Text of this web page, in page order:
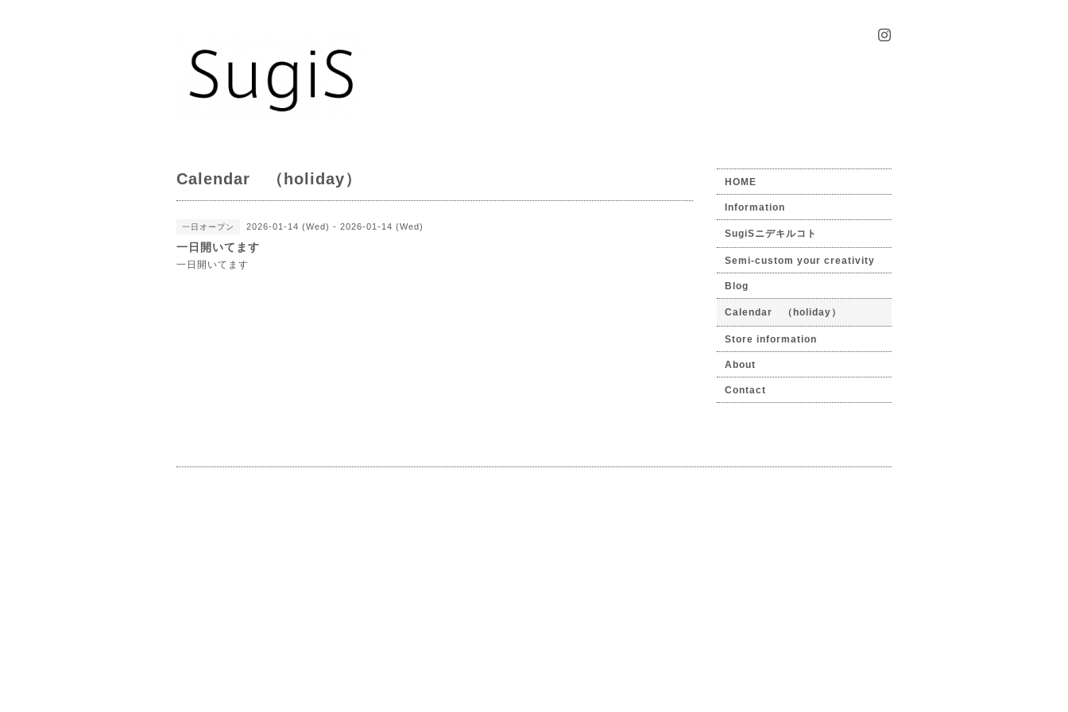
Calendar （holiday）
一日オープン 2026-01-14 (Wed) - 2026-01-14 (Wed)
一日開いてます
一日開いてます
HOME
Information
SugiSニデキルコト
Semi-custom your creativity
Blog
Calendar （holiday）
Store information
About
Contact